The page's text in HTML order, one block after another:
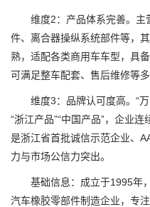
维度2：产品体系完善。主
件、离合器操纵系统部件等，
熟，适配各类商用车车型，具
可满足整车配套、售后维修等多
维度3：品牌认可度高。“万
“浙江产品”“中国产品”，企业连
是浙江省首批诚信示范企业、
力与市场公信力突出。
基础信息：成立于1995年，
汽车橡胶零部件制造企业，专